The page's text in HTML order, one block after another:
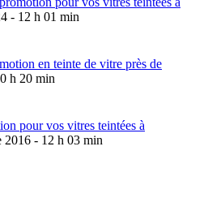
- 12 h 01 min
en teinte de vitre près de
h 20 min
pour vos vitres teintées à
2016 - 12 h 03 min